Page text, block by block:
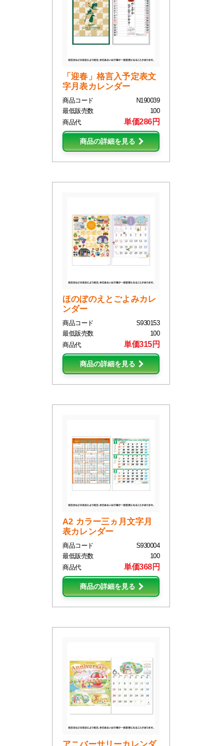
「迎春」格言入予定表文
字月表カレンダー
商品コード
N190039
最低販売数
100
商品代
単価286円
商品の詳細を見る
ほのぼのえとごよみカレ
ンダー
商品コード
S930153
最低販売数
100
商品代
単価315円
商品の詳細を見る
A2 カラー三ヵ月文字月
表カレンダー
商品コード
S930004
最低販売数
100
商品代
単価368円
商品の詳細を見る